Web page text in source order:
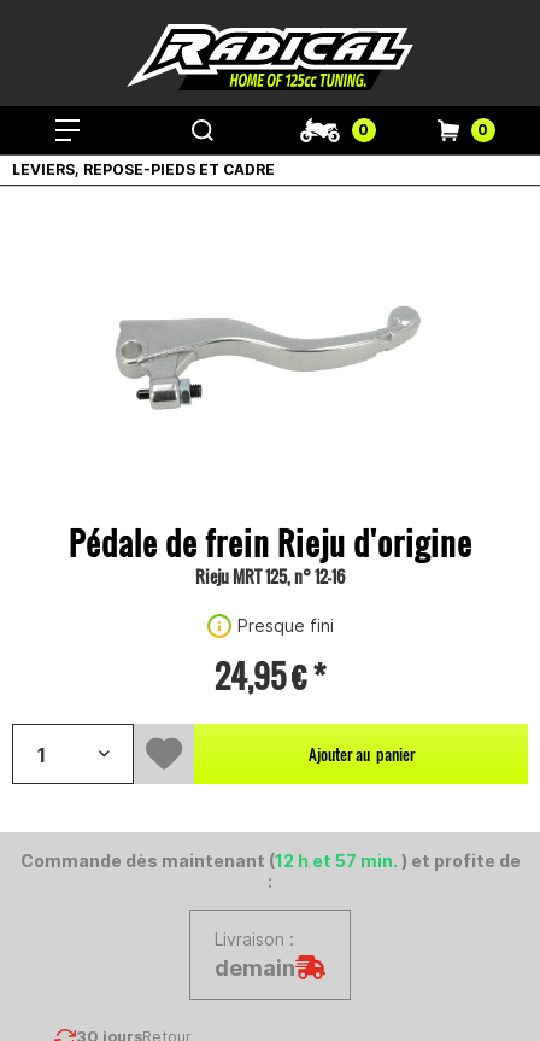
0 0
LEVIERS, REPOSE-PIEDS ET CADRE
Pédale de frein Rieju d'origine
Rieju MRT 125, n° 12-16
Presque fini
24,95 € *
Ajouter au panier
Commande dès maintenant (12 h et 57 min. ) et profite de
:
Livraison :
demain
30 joursRetour